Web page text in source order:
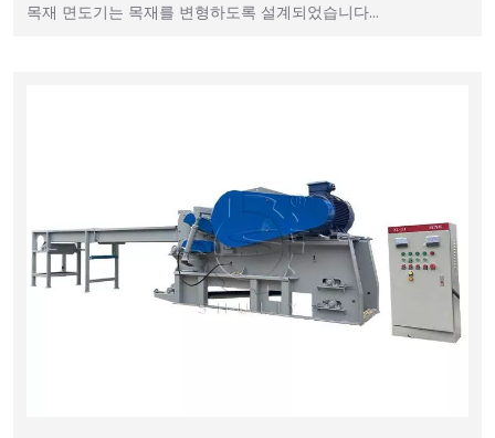
목재 면도기는 목재를 변형하도록 설계되었습니다…